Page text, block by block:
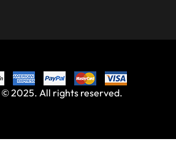
2025. All rights reserved.